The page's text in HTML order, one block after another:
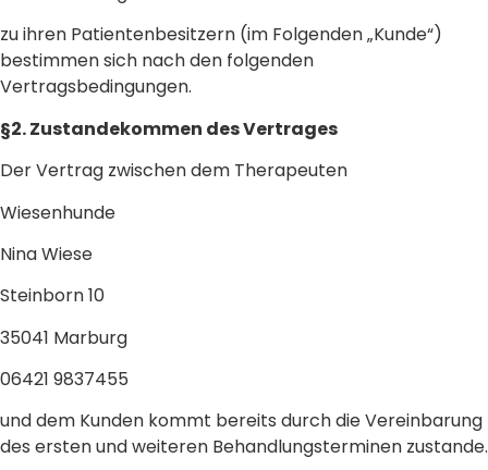
zu ihren Patientenbesitzern (im Folgenden „Kunde“)
bestimmen sich nach den folgenden
Vertragsbedingungen.
§2. Zustandekommen des Vertrages
Der Vertrag zwischen dem Therapeuten
Wiesenhunde
Nina Wiese
Steinborn 10
35041 Marburg
06421 9837455
und dem Kunden kommt bereits durch die Vereinbarung
des ersten und weiteren Behandlungsterminen zustande.